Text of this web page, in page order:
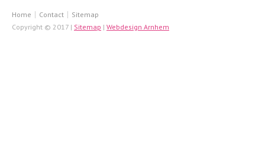
Home Contact
Sitemap
Copyright © 2017 | Sitemap | Webdesign Arnhem